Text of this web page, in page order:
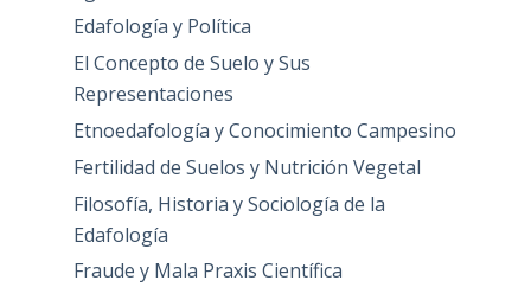
Edafología y Política
El Concepto de Suelo y Sus
Representaciones
Etnoedafología y Conocimiento Campesino
Fertilidad de Suelos y Nutrición Vegetal
Filosofía, Historia y Sociología de la
Edafología
Fraude y Mala Praxis Científica